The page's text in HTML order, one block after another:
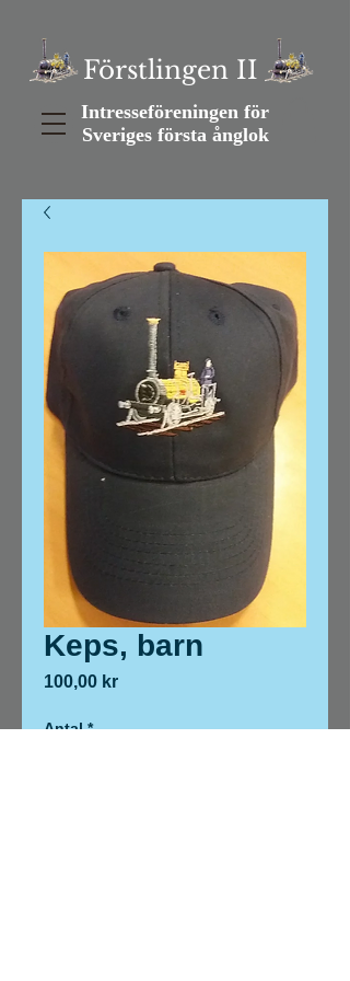
Förstlingen II
Intresseföreningen för
Sveriges första ånglok
Keps, barn
100,00 krPris
Antal *